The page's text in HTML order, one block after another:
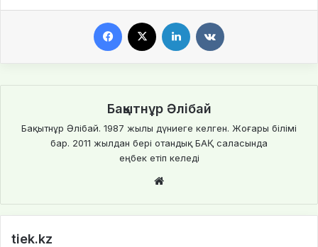
Бақытнұр Әлібай
Бақытнұр Әлібай. 1987 жылы дүниеге келген. Жоғары білімі
бар. 2011 жылдан бері отандық БАҚ саласында
еңбек етіп келеді
te
tiek.kz